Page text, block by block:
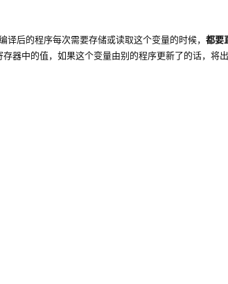
后的程序每次需要存储或读取这个变量的时候， 都要
器中的值，如果这个变量由别的程序更新了的话，将